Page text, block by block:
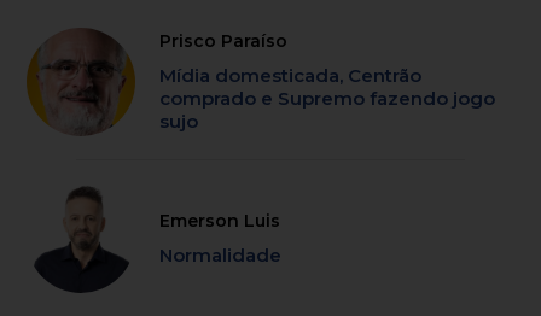
Prisco Paraíso
Mídia domesticada, Centrão
comprado e Supremo fazendo jogo
sujo
Emerson Luis
Normalidade